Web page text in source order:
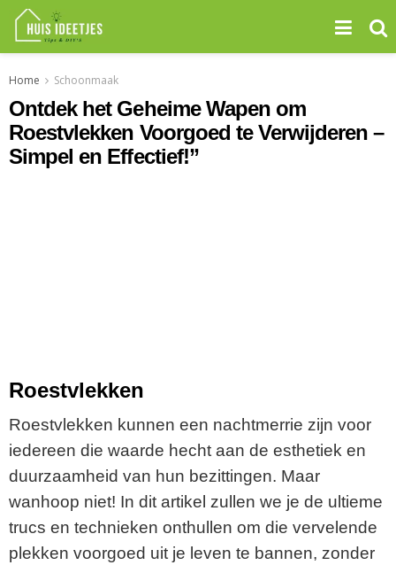
Home Schoonmaak
Ontdek het Geheime Wapen om
Roestvlekken Voorgoed te Verwijderen –
Simpel en Effectief!”
Roestvlekken
Roestvlekken kunnen een nachtmerrie zijn voor
iedereen die waarde hecht aan de esthetiek en
duurzaamheid van hun bezittingen. Maar
wanhoop niet! In dit artikel zullen we je de ultieme
trucs en technieken onthullen om die vervelende
plekken voorgoed uit je leven te bannen, zonder